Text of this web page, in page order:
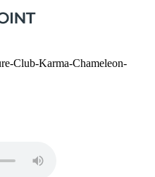
Club-Karma-Chameleon-